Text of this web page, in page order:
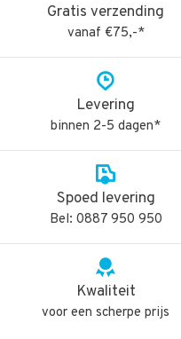
Gratis verzending
vanaf €75,-*
Levering
binnen 2-5 dagen*
Spoed levering
Bel: 0887 950 950
Kwaliteit
voor een scherpe prijs